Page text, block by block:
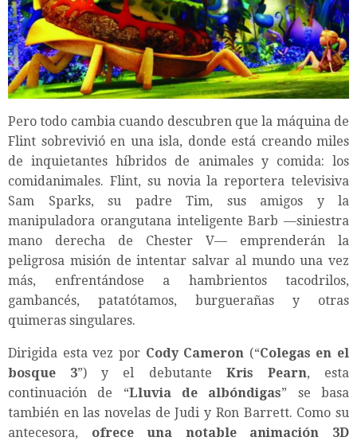
Pero todo cambia cuando descubren que la máquina de
Flint sobrevivió en una isla, donde está creando miles
de inquietantes híbridos de animales y comida: los
comidanimales. Flint, su novia la reportera televisiva
Sam Sparks, su padre Tim, sus amigos y la
manipuladora orangutana inteligente Barb —siniestra
mano derecha de Chester V— emprenderán la
peligrosa misión de intentar salvar al mundo una vez
más, enfrentándose a hambrientos tacodrilos,
gambancés, patatótamos, burguerañas y otras
quimeras singulares.
Dirigida esta vez por Cody Cameron (“Colegas en el
bosque 3”) y el debutante Kris Pearn, esta
continuación de “Lluvia de albóndigas” se basa
también en las novelas de Judi y Ron Barrett. Como su
antecesora, ofrece una notable animación 3D